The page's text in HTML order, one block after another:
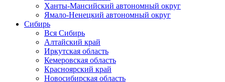
Ханты-Мансийский автономный округ
Ямало-Ненецкий автономный округ
Сибирь
Вся Сибирь
Алтайский край
Иркутская область
Кемеровская область
Красноярский край
Новосибирская область